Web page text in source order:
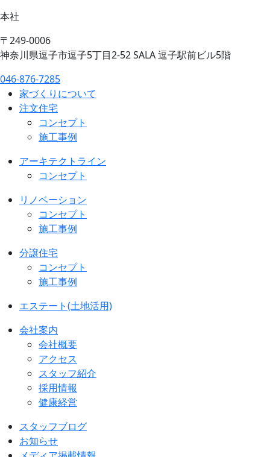
本社
〒249-0006
神奈川県逗子市逗子5丁目2-52 SALA 逗子駅前ビル5階
046-876-7285
家づくりについて
注文住宅
コンセプト
施工事例
アーキテクトライン
コンセプト
リノベーション
コンセプト
施工事例
分譲住宅
コンセプト
施工事例
エステート(土地活用)
会社案内
会社概要
アクセス
スタッフ紹介
採用情報
健康経営
スタッフブログ
お知らせ